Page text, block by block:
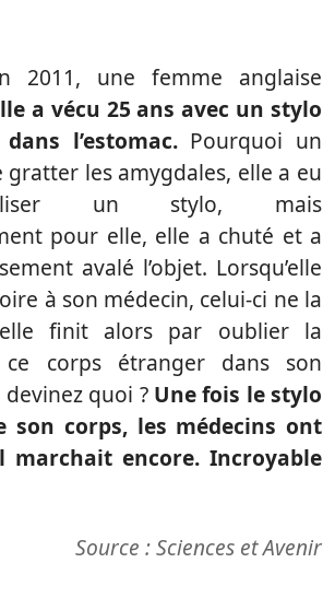
2011, une femme anglaise
a vécu 25 ans avec un stylo
l’estomac.Pourquoi un
gratter les amygdales, elle a eu
un stylo, mais
pour elle, elle a chuté et a
avalé l’objet. Lorsqu’elle
à son médecin, celui-ci ne la
finit alors par oublier la
ce corps étranger dans son
quoi ? Une fois le stylo
son corps, les médecins ont
marchait encore. Incroyable
Source : Sciences et Avenir